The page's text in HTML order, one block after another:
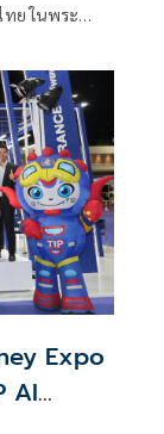
ทย ในพระ
เพื่อส่งเสริม
Expo
AI